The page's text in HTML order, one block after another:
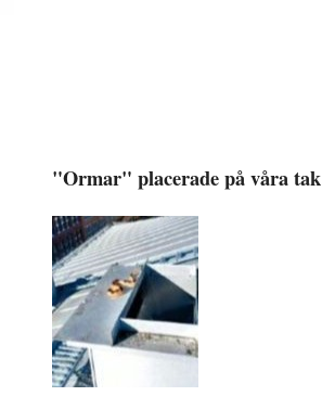
"Ormar" placerade på våra tak